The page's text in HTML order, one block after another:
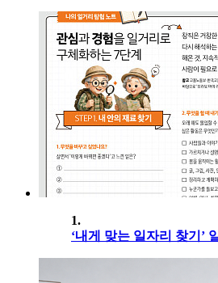
1.
‘내게 맞는 일자리 찾기’